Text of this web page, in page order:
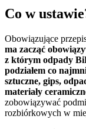
Co w
Obowiązujące
ma zacząć
z którym odpady
podziałem co
sztuczne, gips,
materiały
zobowiązywać
rozbiórkowych w